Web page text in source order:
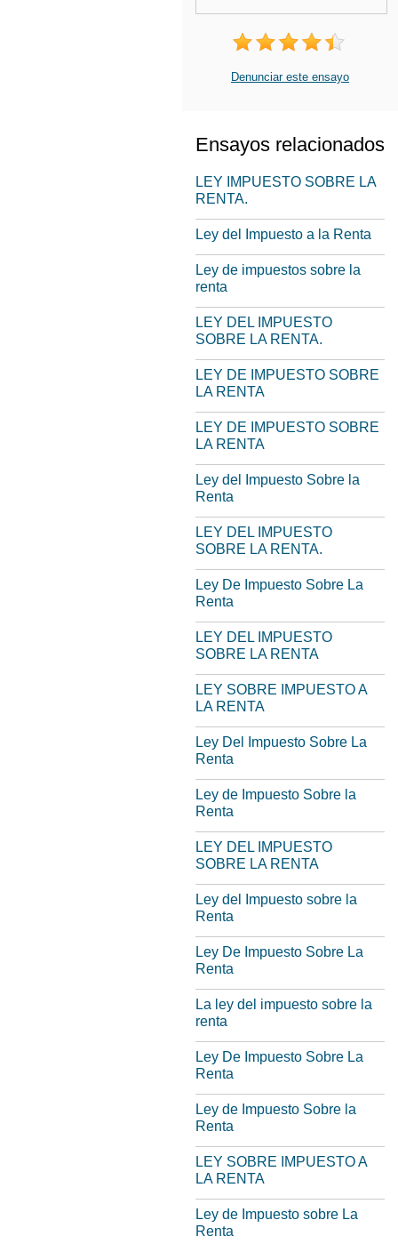
Denunciar este ensayo
Ensayos relacionados
LEY IMPUESTO SOBRE LA
RENTA.
Ley del Impuesto a la Renta
Ley de impuestos sobre la
renta
LEY DEL IMPUESTO
SOBRE LA RENTA.
LEY DE IMPUESTO SOBRE
LA RENTA
LEY DE IMPUESTO SOBRE
LA RENTA
Ley del Impuesto Sobre la
Renta
LEY DEL IMPUESTO
SOBRE LA RENTA.
Ley De Impuesto Sobre La
Renta
LEY DEL IMPUESTO
SOBRE LA RENTA
LEY SOBRE IMPUESTO A
LA RENTA
Ley Del Impuesto Sobre La
Renta
Ley de Impuesto Sobre la
Renta
LEY DEL IMPUESTO
SOBRE LA RENTA
Ley del Impuesto sobre la
Renta
Ley De Impuesto Sobre La
Renta
La ley del impuesto sobre la
renta
Ley De Impuesto Sobre La
Renta
Ley de Impuesto Sobre la
Renta
LEY SOBRE IMPUESTO A
LA RENTA
Ley de Impuesto sobre La
Renta